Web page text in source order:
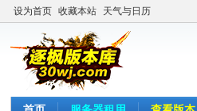
设为首页 收藏本站 天气与日历